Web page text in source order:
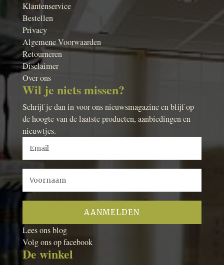
Klantenservice
Bestellen
Privacy
Algemene Voorwaarden
Retourneren
Disclaimer
Over ons
Wil je niets missen?
Schrijf je dan in voor ons nieuwsmagazine en blijf op
de hoogte van de laatste producten, aanbiedingen en
nieuwtjes.
Lees ons blog
Volg ons op facebook
De winkel